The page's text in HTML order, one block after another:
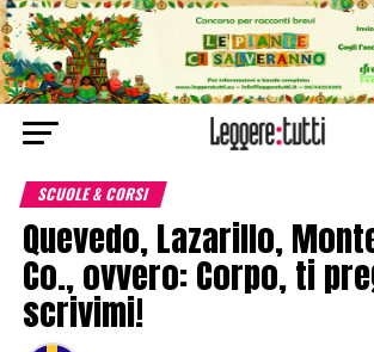
SCUOLE & CORSI
Quevedo, Lazarillo,
Co., ovvero: Corpo, ti
scrivimi!